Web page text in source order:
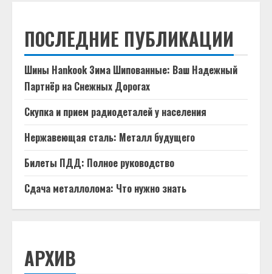
ПОСЛЕДНИЕ ПУБЛИКАЦИИ
Шины Hankook Зима Шипованные: Ваш Надежный
Партнёр на Снежных Дорогах
Скупка и прием радиодеталей у населения
Нержавеющая сталь: Металл будущего
Билеты ПДД: Полное руководство
Сдача металлолома: Что нужно знать
АРХИВ